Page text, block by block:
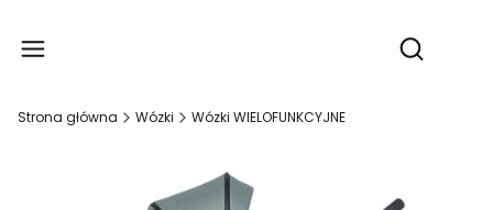
Otwórz
Strona główna Wózki Wózki WIELOFUNKCYJNE